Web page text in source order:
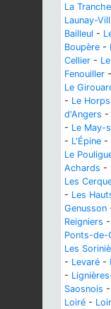
La
Launay-
Bailleul -
Boupère -
Cellier -
Fenouiller -
Le
- Le Horps
d'Angers -
- Le May-
- L'Épine -
Le
Achards -
Les
- Les
Genusson
Reigniers -
Ponts-de-
Les
- Levaré -
-
Saosnois -
Loiré -